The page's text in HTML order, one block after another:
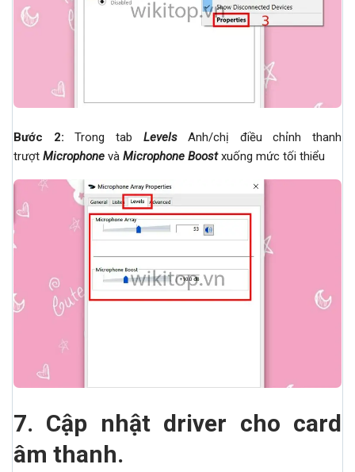
Bước 2: Trong tab Levels
Anh/chị điều chỉnh thanh
trượt Microphone và Microphone Boost xuống mức tối thiểu
7. Cập nhật driver cho card
âm thanh.